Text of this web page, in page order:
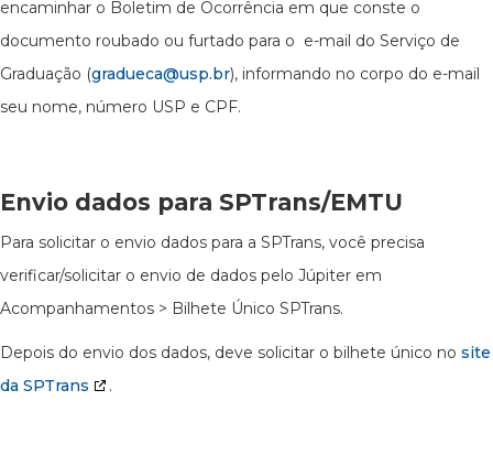
encaminhar o Boletim de Ocorrência em que conste o
documento roubado ou furtado para o e-mail do Serviço de
Graduação (gradueca@usp.br), informando no corpo do e-mail
seu nome, número USP e CPF.
Envio dados para SPTrans/EMTU
Para solicitar o envio dados para a SPTrans, você precisa
verificar/solicitar o envio de dados pelo Júpiter em
Acompanhamentos > Bilhete Único SPTrans.
Depois do envio dos dados, deve solicitar o bilhete único no site
da SPTrans
.